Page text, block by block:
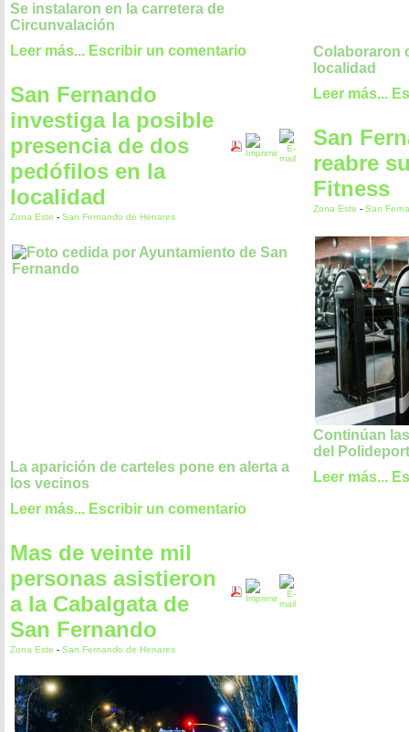
Se instalaron en la carretera de
Circunvalación
Leer más... Escribir un comentario
San Fernando
investiga la posible
presencia de dos
pedófilos en la
localidad
Zona Este - San Fernando de Henares
La aparición de carteles pone en alerta a
los vecinos
Leer más... Escribir un comentario
Mas de veinte mil
personas asistieron
a la Cabalgata de
San Fernando
Zona Este - San Fernando de Henares
Colaboraron
localidad
Leer más...
San
reabre
Fitness
Zona Este - San
Continúan
del
Leer más...